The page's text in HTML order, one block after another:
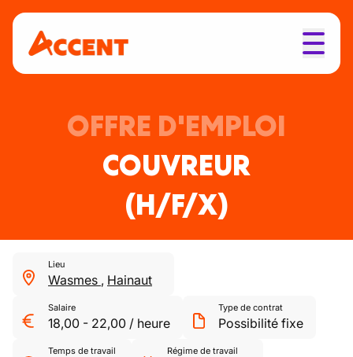
OFFRE D'EMPLOI
COUVREUR
(H/F/X)
Lieu
Wasmes , Hainaut
Salaire
18,00 - 22,00 / heure
Type de contrat
Possibilité fixe
Temps de travail Régime de travail